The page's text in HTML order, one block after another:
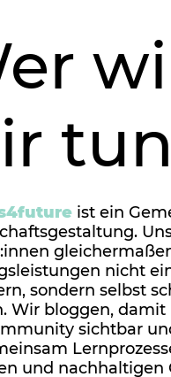
tun
ist ein
nicht
sondern selbst
Wir bloggen,
sichtbar
und nachhaltigen